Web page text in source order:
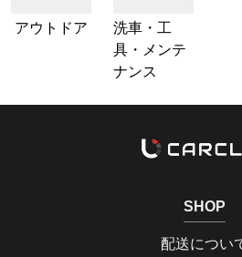
アウトドア
洗車・工
具・メンテ
ナンス
SHOP
配送につい